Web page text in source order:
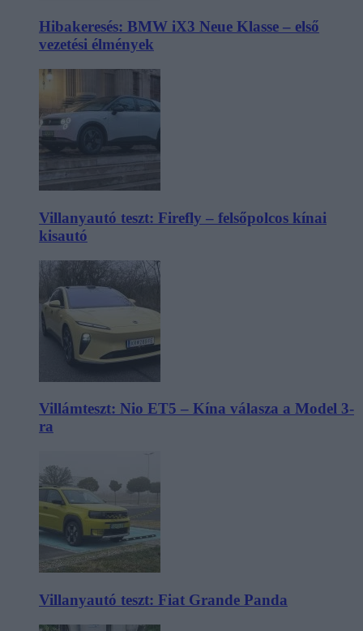
Hibakeresés: BMW iX3 Neue Klasse – első
vezetési élmények
Villanyautó teszt: Firefly – felsőpolcos kínai
kisautó
Villámteszt: Nio ET5 – Kína válasza a Model 3-
ra
Villanyautó teszt: Fiat Grande Panda